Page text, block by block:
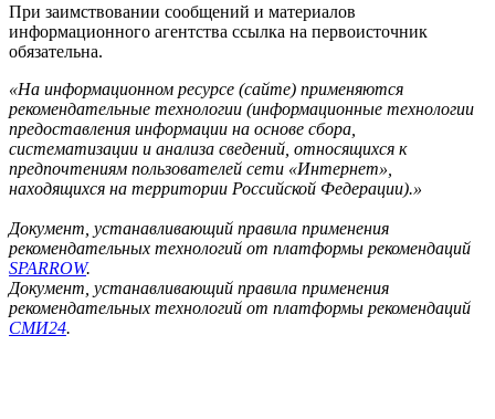
При заимствовании сообщений и материалов
информационного агентства ссылка на первоисточник
обязательна.
«На информационном ресурсе (сайте) применяются
рекомендательные технологии (информационные технологии
предоставления информации на основе сбора,
систематизации и анализа сведений, относящихся к
предпочтениям пользователей сети «Интернет»,
находящихся на территории Российской Федерации).»
Документ, устанавливающий правила применения
рекомендательных технологий от платформы рекомендаций
SPARROW.
Документ, устанавливающий правила применения
рекомендательных технологий от платформы рекомендаций
СМИ24.